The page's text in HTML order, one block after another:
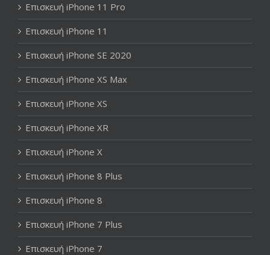
Επισκευή iPhone 11 Pro
Επισκευή iPhone 11
Επισκευή iPhone SE 2020
Επισκευή iPhone XS Max
Επισκευή iPhone XS
Επισκευή iPhone XR
Επισκευή iPhone X
Επισκευή iPhone 8 Plus
Επισκευή iPhone 8
Επισκευή iPhone 7 Plus
Επισκευή iPhone 7